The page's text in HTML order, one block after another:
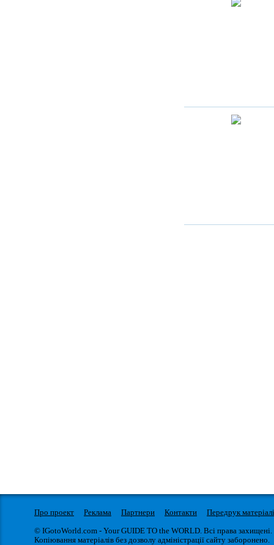
Про проект Реклама Партнери Контакти
Передрук
© IGotoWorld.com - Your GUIDE TO the WORLD. Всі права захищені.
Копіювання матеріалів без дозволу адміністрації сайту заборонено.